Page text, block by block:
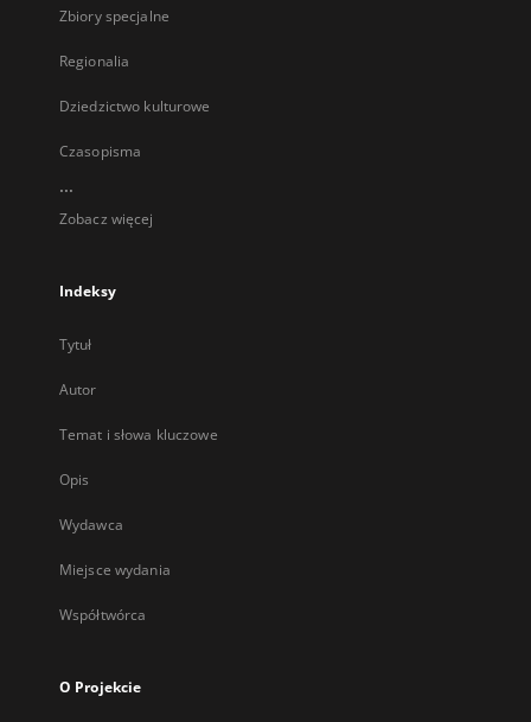
Zbiory specjalne
Regionalia
Dziedzictwo kulturowe
Czasopisma
...
Zobacz więcej
Indeksy
Tytuł
Autor
Temat i słowa kluczowe
Opis
Wydawca
Miejsce wydania
Współtwórca
O Projekcie